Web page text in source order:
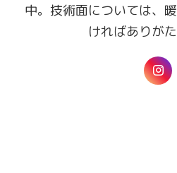
中。技術面については、
ければありがた